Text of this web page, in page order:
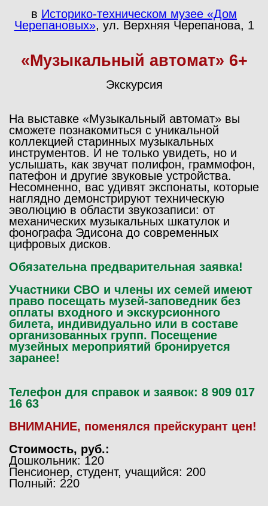
в Историко-техническом музее «Дом
Черепановых», ул. Верхняя Черепанова, 1
«Музыкальный автомат» 6+
Экскурсия
На выставке «Музыкальный автомат» вы
сможете познакомиться с уникальной
коллекцией старинных музыкальных
инструментов. И не только увидеть, но и
услышать, как звучат полифон, граммофон,
патефон и другие звуковые устройства.
Несомненно, вас удивят экспонаты, которые
наглядно демонстрируют техническую
эволюцию в области звукозаписи: от
механических музыкальных шкатулок и
фонографа Эдисона до современных
цифровых дисков.
Обязательна предварительная заявка!
Участники СВО и члены их семей имеют
право посещать музей-заповедник без
оплаты входного и экскурсионного
билета, индивидуально или в составе
организованных групп. Посещение
музейных мероприятий бронируется
заранее!
Телефон для справок и заявок: 8 909 017
16 63
ВНИМАНИЕ, поменялся прейскурант цен!
Стоимость, руб.:
Дошкольник: 120
Пенсионер, студент, учащийся: 200
Полный: 220